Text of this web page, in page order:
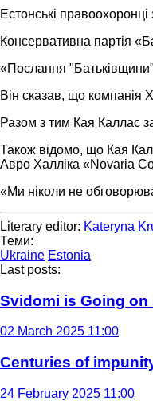
Естонські
Консервативна партія
«Послання
Він сказав, що компанія
Разом з тим Кая Каллас
Також відомо, що Кая
Авро Халліка «Novaria
«Ми ніколи не
Literary editor: Kateryna
Теми:
Ukraine Estonia
Last posts:
Svidomi is Going on
02 March 2025 11:00
Centuries of
24 February 2025 11:00